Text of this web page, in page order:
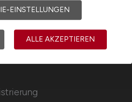
EINSTELLUNGEN
ALLE AKZEPTIEREN